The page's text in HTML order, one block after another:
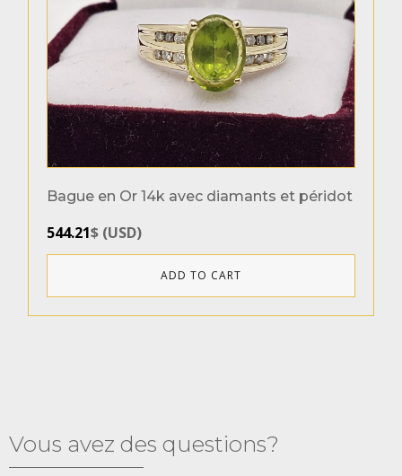
Homme
(1)
Femme(2)
Or 10k (1)
Or 14k
(1)
Or Jaune(2)
Bague en Or 14k avec diamants et péridot
544.21$ (USD)
ADD TO CART
Vous avez des questions?